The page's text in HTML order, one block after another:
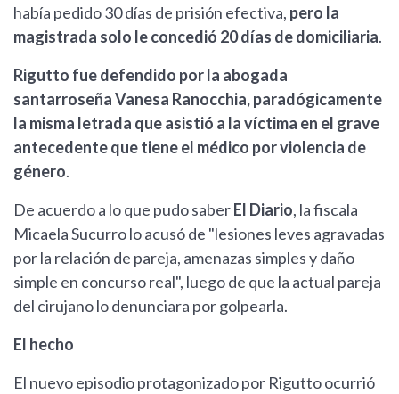
había pedido 30 días de prisión efectiva, pero la
magistrada solo le concedió 20 días de domiciliaria.
Rigutto fue defendido por la abogada
santarroseña Vanesa Ranocchia, paradógicamente
la misma letrada que asistió a la víctima en el grave
antecedente que tiene el médico por violencia de
género.
De acuerdo a lo que pudo saberEl Diario, la fiscala
Micaela Sucurro lo acusó de "lesiones leves agravadas
por la relación de pareja, amenazas simples y daño
simple en concurso real", luego de que la actual pareja
del cirujano lo denunciara por golpearla.
El hecho
El nuevo episodio protagonizado por Rigutto ocurrió